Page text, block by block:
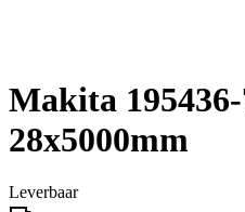
Makita
28x5000mm
Leverbaar